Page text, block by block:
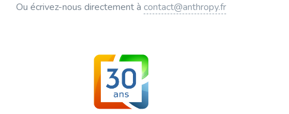
Ou écrivez-nous directement à contact@anthropy.fr